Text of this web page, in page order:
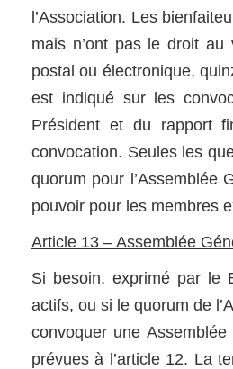
l’Association. Les
mais n’ont pas le droit
postal ou électronique,
est indiqué sur les
Président et du rapport
convocation. Seules les
quorum pour l’Assemblée
pouvoir pour les membres
Article 13 – Assemblée
Si besoin, exprimé par le
actifs, ou si le quorum de
convoquer une
prévues à l’article 12. La